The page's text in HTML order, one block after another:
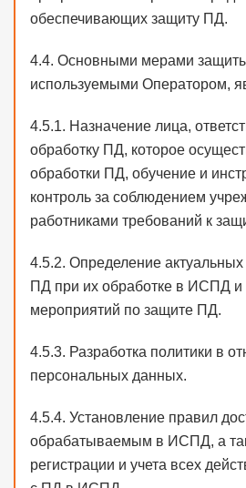
обеспечивающих защиту ПД.
4.4. Основными мерами
используемыми Оператором,
4.5.1. Назначение лица,
обработку ПД, которое
обработки ПД, обучение и
контроль за соблюдением
работниками требований к
4.5.2. Определение актуальных
ПД при их обработке в ИСПД и
мероприятий по защите ПД.
4.5.3. Разработка политики в
персональных данных.
4.5.4. Установление правил
обрабатываемым в ИСПД, а
регистрации и учета всех